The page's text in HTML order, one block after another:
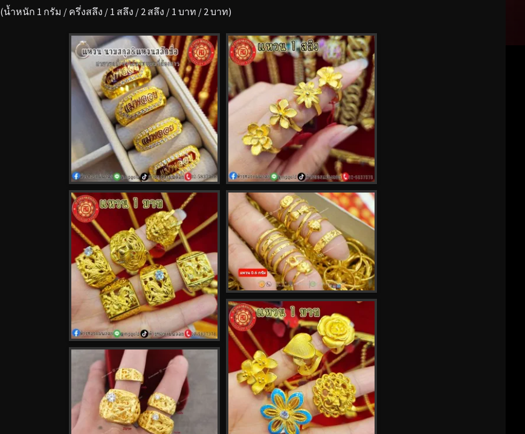
(น้ำหนัก 1 กรัม / ครึ่งสลึง / 1 สลึง / 2 สลึง / 1 บาท / 2 บาท)